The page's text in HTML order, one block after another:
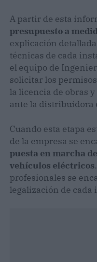
A partir de esta
presupuesto a
explicación
técnicas de cada
el equipo de
solicitar los
la licencia de obras
ante la distribuidora
Cuando esta etapa
de la empresa se
puesta en marcha
vehículos eléctricos
profesionales se
legalización de cada